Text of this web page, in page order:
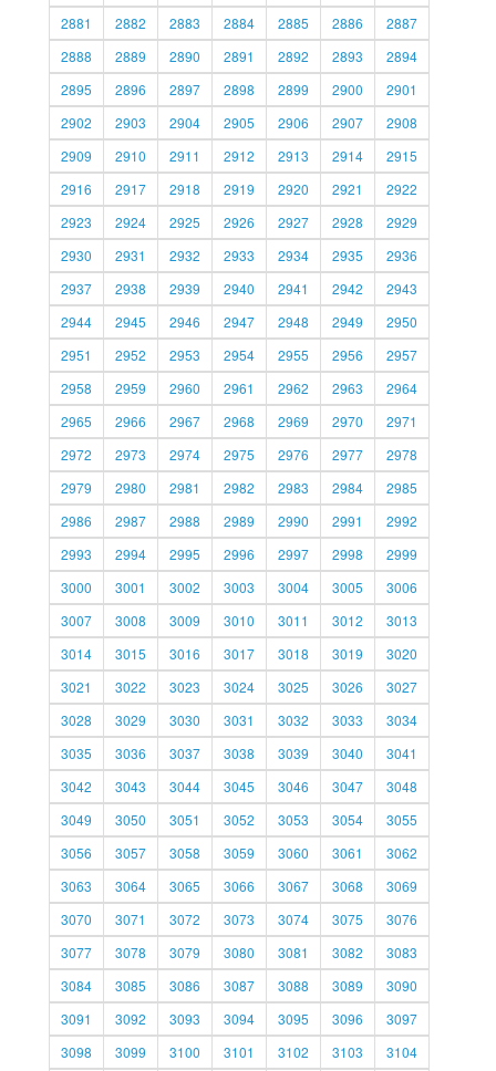
2881
2882 2883 2884 2885 2886
2887
2888
2889 2890 2891 2892 2893
2894
2895
2896 2897 2898 2899 2900
2901
2902
2903 2904 2905 2906 2907
2908
2909
2910 2911 2912 2913 2914
2915
2916
2917 2918 2919 2920 2921
2922
2923
2924 2925 2926 2927 2928
2929
2930
2931 2932 2933 2934 2935
2936
2937
2938 2939 2940 2941 2942
2943
2944
2945 2946 2947 2948 2949
2950
2951
2952 2953 2954 2955 2956
2957
2958
2959 2960 2961 2962 2963
2964
2965
2966 2967 2968 2969 2970
2971
2972
2973 2974 2975 2976 2977
2978
2979
2980 2981 2982 2983 2984
2985
2986
2987 2988 2989 2990 2991
2992
2993
2994 2995 2996 2997 2998
2999
3000
3001 3002 3003 3004 3005
3006
3007
3008 3009 3010 3011 3012
3013
3014
3015 3016 3017 3018 3019
3020
3021
3022 3023 3024 3025 3026
3027
3028
3029 3030 3031 3032 3033
3034
3035
3036 3037 3038 3039 3040
3041
3042
3043 3044 3045 3046 3047
3048
3049
3050 3051 3052 3053 3054
3055
3056
3057 3058 3059 3060 3061
3062
3063
3064 3065 3066 3067 3068
3069
3070
3071 3072 3073 3074 3075
3076
3077
3078 3079 3080 3081 3082
3083
3084
3085 3086 3087 3088 3089
3090
3091
3092 3093 3094 3095 3096
3097
3098
3099 3100 3101 3102 3103 3104